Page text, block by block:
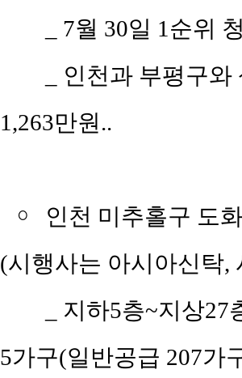
_ 7월 30일 1순위
_ 인천과 부평구
1,263만원..
￮
인천 미추홀구 도
(시행사는 아시아신탁,
_ 지하5층~지상
5가구(일반공급 207가